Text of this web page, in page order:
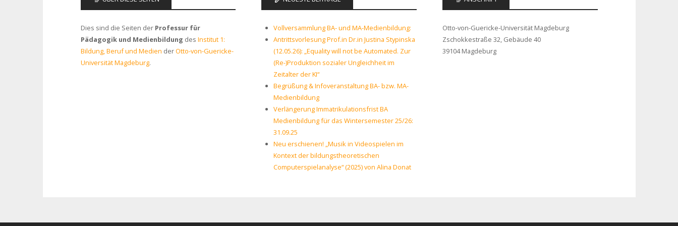
Dies sind die Seiten der Professur für
Pädagogik und Medienbildung des Institut 1:
Bildung, Beruf und Medien derOtto-von-Guericke-
Universität Magdeburg.
Vollversammlung BA- und MA-Medienbildung:
Antrittsvorlesung Prof.in Dr.in Justina Stypinska
(12.05.26): „Equality will not be Automated. Zur
(Re-)Produktion sozialer Ungleichheit im
Zeitalter der KI“
Begrüßung & Infoveranstaltung BA- bzw. MA-
Medienbildung
Verlängerung Immatrikulationsfrist BA
Medienbildung für das Wintersemester 25/26:
31.09.25
Neu erschienen! „Musik in Videospielen im
Kontext der bildungstheoretischen
Computerspielanalyse“ (2025) von Alina Donat
Otto-von-Guericke-Universität Magdeburg
Zschokkestraße 32, Gebäude 40
39104 Magdeburg